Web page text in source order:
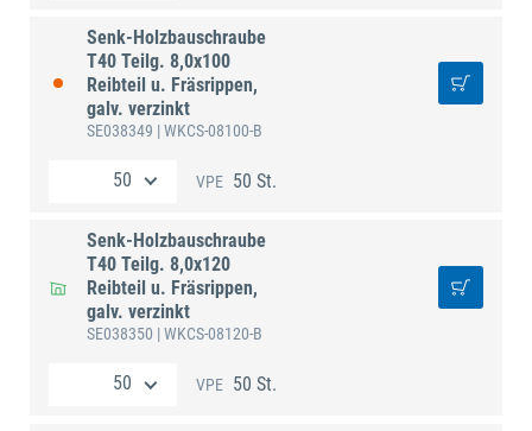
Senk-Holzbauschraube
T40 Teilg. 8,0x100
Reibteil u. Fräsrippen,
galv. verzinkt
SE038349 | WKCS-08100-B
VPE 50 St.
Senk-Holzbauschraube
T40 Teilg. 8,0x120
Reibteil u. Fräsrippen,
galv. verzinkt
SE038350 | WKCS-08120-B
VPE 50 St.